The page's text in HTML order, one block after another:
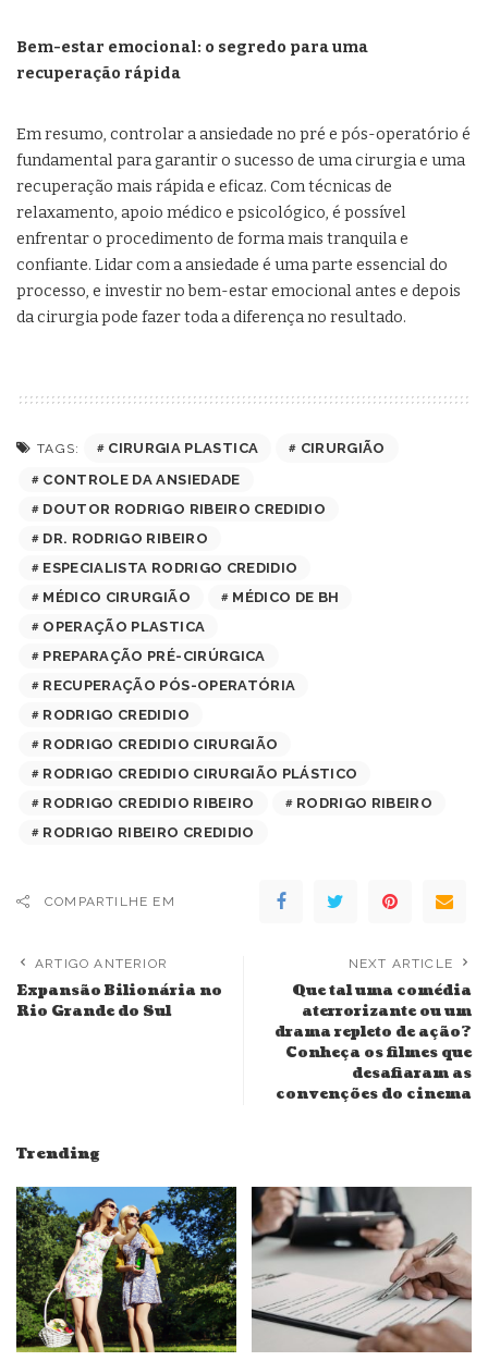
Bem-estar emocional: o segredo para uma
recuperação rápida
Em resumo, controlar a ansiedade no pré e pós-operatório é
fundamental para garantir o sucesso de uma cirurgia e uma
recuperação mais rápida e eficaz. Com técnicas de
relaxamento, apoio médico e psicológico, é possível
enfrentar o procedimento de forma mais tranquila e
confiante. Lidar com a ansiedade é uma parte essencial do
processo, e investir no bem-estar emocional antes e depois
da cirurgia pode fazer toda a diferença no resultado.
TAGS: CIRURGIA PLASTICA
CIRURGIÃO
CONTROLE DA ANSIEDADE
DOUTOR RODRIGO RIBEIRO CREDIDIO
DR. RODRIGO RIBEIRO
ESPECIALISTA RODRIGO CREDIDIO
MÉDICO CIRURGIÃO
MÉDICO DE BH
OPERAÇÃO PLASTICA
PREPARAÇÃO PRÉ-CIRÚRGICA
RECUPERAÇÃO PÓS-OPERATÓRIA
RODRIGO CREDIDIO
RODRIGO CREDIDIO CIRURGIÃO
RODRIGO CREDIDIO CIRURGIÃO PLÁSTICO
RODRIGO CREDIDIO RIBEIRO
RODRIGO RIBEIRO
RODRIGO RIBEIRO CREDIDIO
COMPARTILHE EM
ARTIGO ANTERIOR
Expansão Bilionária no
Rio Grande do Sul
NEXT ARTICLE
Que tal uma comédia
aterrorizante ou um
drama repleto de ação?
Conheça os filmes que
desafiaram as
convenções do cinema
Trending